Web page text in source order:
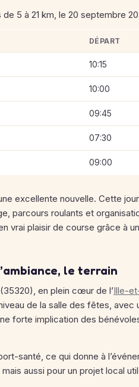
5 à 21 km, le 20 septembre
2026
DÉPART
10:15
10:00
09:45
07:30
09:00
excellente nouvelle. Cette
parcours roulants et
vrai plaisir de course grâce à
le terrain
en plein cœur de l’Ille-
de la salle des fêtes, avec
forte implication des
santé, ce qui donne à
aussi pour un projet local